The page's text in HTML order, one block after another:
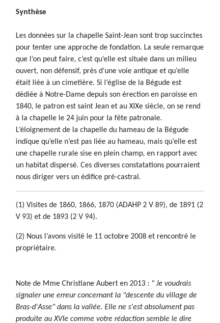
Synthèse
Les données sur la chapelle Saint-Jean sont trop succinctes
pour tenter une approche de fondation. La seule remarque
que l’on peut faire, c’est qu’elle est située dans un milieu
ouvert, non défensif, près d’une voie antique et qu’elle
était liée à un cimetière. Si l’église de la Bégude est
dédiée à Notre-Dame depuis son érection en paroisse en
1840, le patron est saint Jean et au XIXe siècle, on se rend
à la chapelle le 24 juin pour la fête patronale.
L’éloignement de la chapelle du hameau de la Bégude
indique qu’elle n’est pas liée au hameau, mais qu’elle est
une chapelle rurale sise en plein champ, en rapport avec
un habitat dispersé. Ces diverses constatations pourraient
nous diriger vers un édifice pré-castral.
(1) Visites de 1860, 1866, 1870 (ADAHP 2 V 89), de 1891 (2
V 93) et de 1893 (2 V 94).
(2) Nous l’avons visité le 11 octobre 2008 et rencontré le
propriétaire.
Note de Mme Christiane Aubert en 2013 : " Je voudrais
signaler une erreur concernant la "descente du village de
Bras-d'Asse" dans la vallée. Elle ne s'est absolument pas
produite au XVIe comme votre rédaction semble le dire